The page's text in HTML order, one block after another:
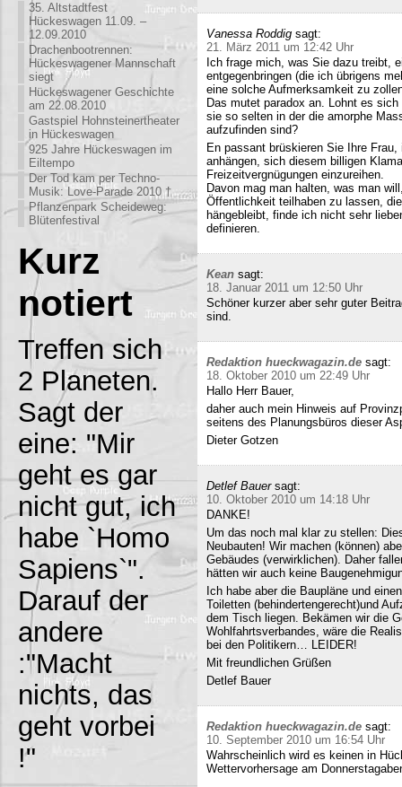
35. Altstadtfest
Hückeswagen 11.09. –
12.09.2010
Drachenbootrennen:
Hückeswagener Mannschaft
siegt
Hückeswagener Geschichte
am 22.08.2010
Gastspiel Hohnsteinertheater
in Hückeswagen
925 Jahre Hückeswagen im
Eiltempo
Der Tod kam per Techno-
Musik: Love-Parade 2010 †
Pflanzenpark Scheideweg:
Blütenfestival
Kurz
notiert
Treffen sich
2 Planeten.
Sagt der
eine: "Mir
geht es gar
nicht gut, ich
habe `Homo
Sapiens`".
Darauf der
andere
:"Macht
nichts, das
geht vorbei
!"
Vanessa Roddig sagt:
21. März 2011 um 12:42 Uhr
Ich frage mich, was Sie dazu treibt,
entgegenbringen (die ich übrigens
eine solche Aufmerksamkeit zu
Das mutet paradox an. Lohnt es
sie so selten in der die amorphe
aufzufinden sind?
En passant brüskieren Sie Ihre
anhängen, sich diesem billigen
Freizeitvergnügungen einzureihen.
Davon mag man halten, was man
Öffentlichkeit teilhaben zu lassen,
hängebleibt, finde ich nicht sehr
definieren.
Kean sagt:
18. Januar 2011 um 12:50 Uhr
Schöner kurzer aber sehr guter
sind.
Redaktion hueckwagazin.de sagt:
18. Oktober 2010 um 22:49 Uhr
Hallo Herr Bauer,
daher auch mein Hinweis auf
seitens des Planungsbüros dieser
Dieter Gotzen
Detlef Bauer sagt:
10. Oktober 2010 um 14:18 Uhr
DANKE!
Um das noch mal klar zu stellen:
Neubauten! Wir machen (können)
Gebäudes (verwirklichen). Daher
hätten wir auch keine
Ich habe aber die Baupläne und
Toiletten (behindertengerecht)und
dem Tisch liegen. Bekämen wir die
Wohlfahrtsverbandes, wäre die
bei den Politikern… LEIDER!
Mit freundlichen Grüßen
Detlef Bauer
Redaktion hueckwagazin.de sagt:
10. September 2010 um 16:54 Uhr
Wahrscheinlich wird es keinen in
Wettervorhersage am